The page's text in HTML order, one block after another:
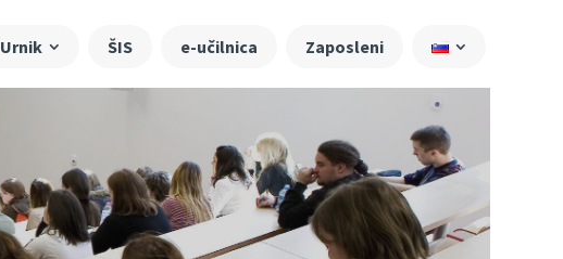
Urnik ŠIS e-učilnica Zaposleni